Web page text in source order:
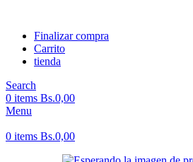
Finalizar compra
Carrito
tienda
Search
0 items Bs.0,00
Menu
0 items Bs.0,00